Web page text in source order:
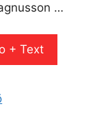
…
+ Text